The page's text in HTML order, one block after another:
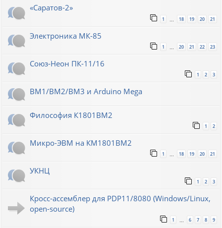
«Саратов-2»
1 18 19 20 21
Электроника МК-85
1 20 21 22 23
Союз-Неон ПК-11/16
1 2 3
ВМ1/ВМ2/ВМ3 и Arduino Mega
Философия К1801ВМ2
1 2
Микро-ЭВМ на КМ1801ВМ2
1 18 19 20 21
УКНЦ
1 2 3
Кросс-ассемблер для PDP11/8080 (Windows/Linux,
open-source)
1 … 6 7 8 9